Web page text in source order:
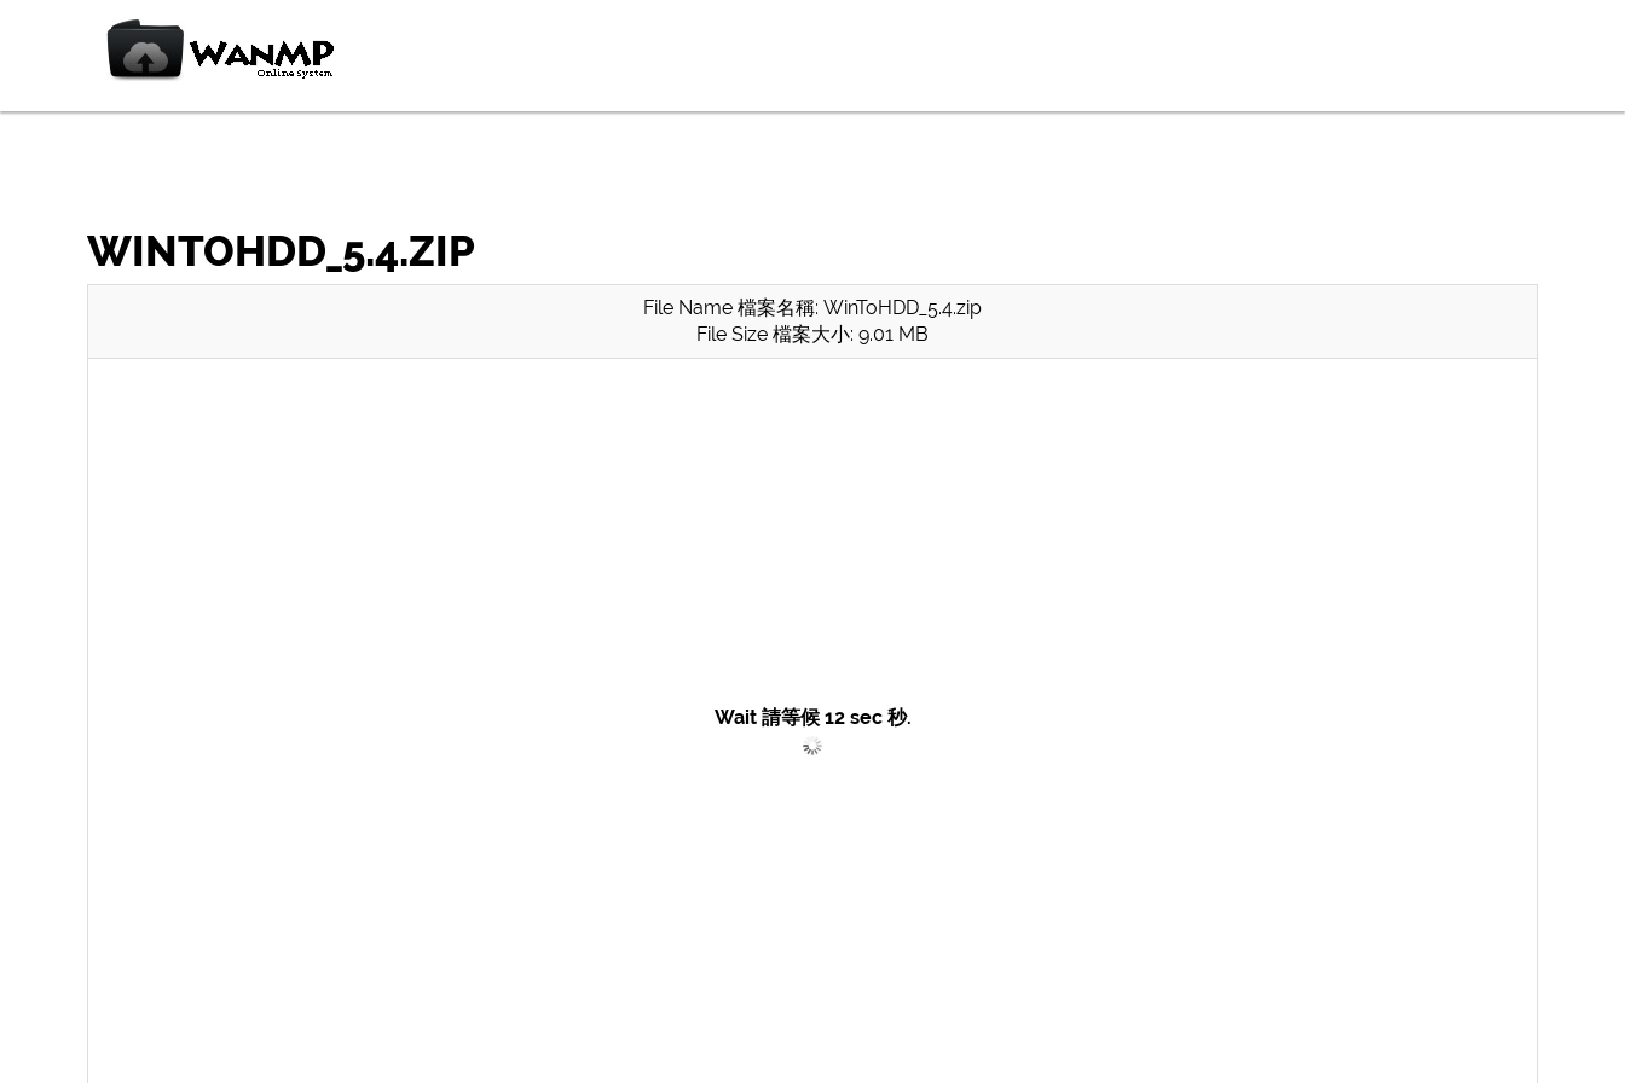
WINTOHDD_5.4.ZIP
File Name 檔案名稱: WinToHDD_5.4.zip
File Size 檔案大小: 9.01 MB
Wait 請等候 12sec 秒.